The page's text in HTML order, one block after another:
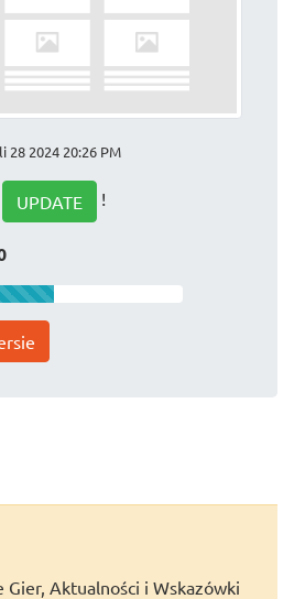
28 2024 20:26 PM
UPDATE !
Gier, Aktualności i Wskazówki